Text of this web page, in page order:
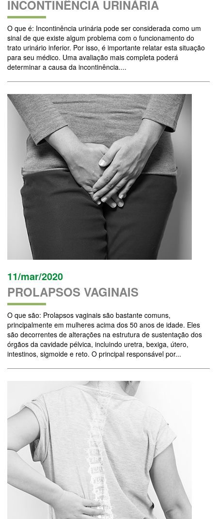
INCONTINÊNCIA URINÁRIA
O que é: Incontinência urinária pode ser considerada como um
sinal de que existe algum problema com o funcionamento do
trato urinário inferior. Por isso, é importante relatar esta situação
para seu médico. Uma avaliação mais completa poderá
determinar a causa da incontinência....
11/mar/2020
PROLAPSOS VAGINAIS
O que são: Prolapsos vaginais são bastante comuns,
principalmente em mulheres acima dos 50 anos de idade. Eles
são decorrentes de alterações na estrutura de sustentação dos
órgãos da cavidade pélvica, incluindo uretra, bexiga, útero,
intestinos, sigmoide e reto. O principal responsável por...